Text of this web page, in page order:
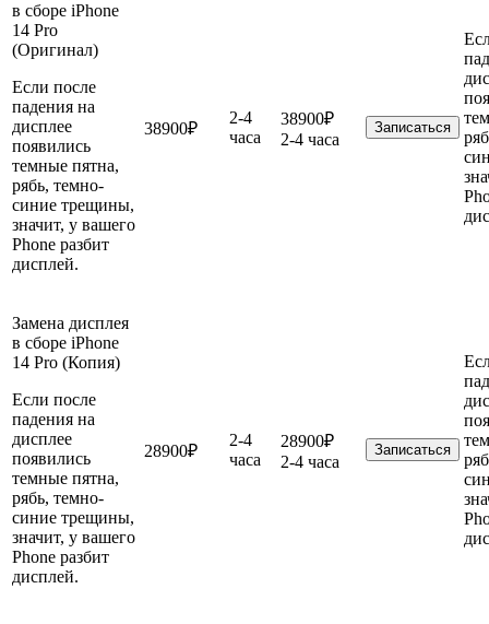
в сборе iPhone
14 Pro
(Оригинал)
Если после
падения на
дисплее
появились
темные пятна,
рябь, темно-
синие трещины,
значит, у вашего
Phone разбит
дисплей.
38900₽
2-4
часа
38900₽
2-4 часа
Записаться
Замена дисплея
в сборе iPhone
14 Pro (Копия)
Если после
падения на
дисплее
появились
темные пятна,
рябь, темно-
синие трещины,
значит, у вашего
Phone разбит
дисплей.
28900₽
2-4
часа
28900₽
2-4 часа
Записаться